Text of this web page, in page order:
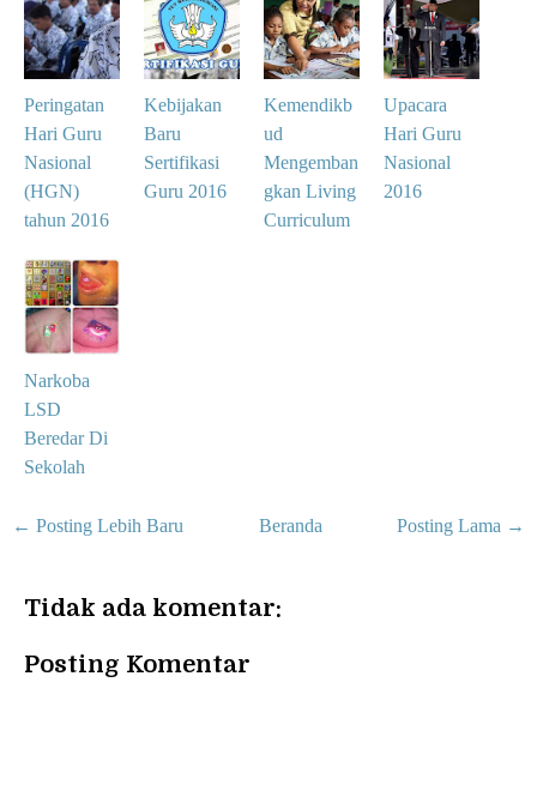
Peringatan
Hari Guru
Nasional
(HGN)
tahun 2016
Kebijakan
Baru
Sertifikasi
Guru 2016
Kemendikb
ud
Mengemban
gkan Living
Curriculum
Upacara
Hari Guru
Nasional
2016
Narkoba
LSD
Beredar Di
Sekolah
← Posting Lebih Baru Posting Lama →
Beranda
Tidak ada komentar:
Posting Komentar